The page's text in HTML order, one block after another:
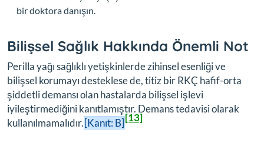
bir doktora danışın.
Bilişsel Sağlık Hakkında Önemli Not
Perilla yağı sağlıklı yetişkinlerde zihinsel esenliği ve
bilişsel korumayı desteklese de, titiz bir RKÇ hafif-orta
şiddetli demansı olan hastalarda bilişsel işlevi
iyileştirmediğinikanıtlamıştır. Demans tedavisi olarak
kullanılmamalıdır.[Kanıt: B][13]